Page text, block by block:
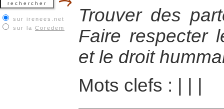
sur irenees.net
sur la Coredem
Trouver des
Faire respecter
et le droit
Mots clefs :